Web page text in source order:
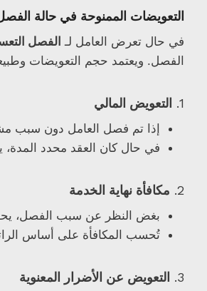
التعويضات الممنوحة في حالة
في حال تعرض العامل لـ الفصل
الفصل. ويعتمد حجم التعويضات
1. التعويض المالي
إذا تم فصل العامل دون سبب
في حال كان العقد محدد المدة،
2. مكافأة نهاية الخدمة
بغض النظر عن سبب الفصل،
تُحسب المكافأة على أساس
3. التعويض عن الأضرار المعنوية